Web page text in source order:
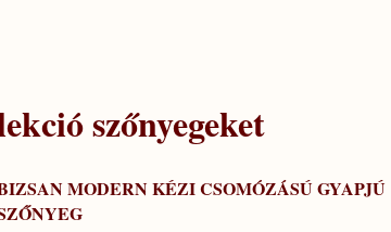
szőnyegeket
MODERN KÉZI CSOMÓZÁSÚ GYAPJÚ